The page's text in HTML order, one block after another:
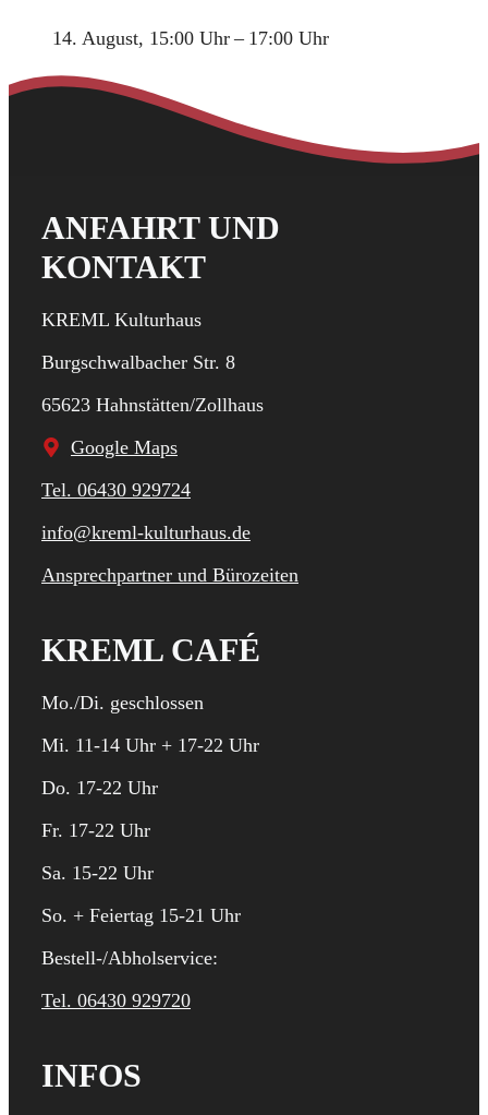
14. August, 15:00 Uhr– 17:00 Uhr
ANFAHRT UND
KONTAKT
KREML Kulturhaus
Burgschwalbacher Str. 8
65623 Hahnstätten/Zollhaus
Google Maps
Tel. 06430 929724
info@kreml-kulturhaus.de
Ansprechpartner und Bürozeiten
KREML CAFÉ
Mo./Di. geschlossen
Mi. 11-14 Uhr + 17-22 Uhr
Do. 17-22 Uhr
Fr. 17-22 Uhr
Sa. 15-22 Uhr
So. + Feiertag 15-21 Uhr
Bestell-/Abholservice:
Tel. 06430 929720
INFOS